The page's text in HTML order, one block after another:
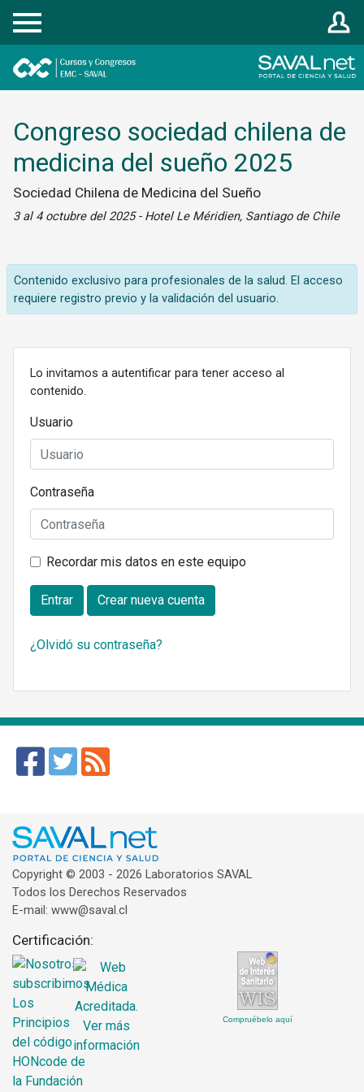
Registrarse
Congreso sociedad chilena de
medicina del sueño 2025
Sociedad Chilena de Medicina del Sueño
3 al 4 octubre del 2025 - Hotel Le Méridien, Santiago de Chile
Contenido exclusivo para profesionales de la salud. El acceso
requiere registro previo y la validación del usuario.
Lo invitamos a autentificar para tener acceso al
contenido.
Usuario
Contraseña
Recordar mis datos en este equipo
Entrar Crear nueva cuenta
¿Olvidó su contraseña?
Copyright © 2003 - 2026 Laboratorios SAVAL
Todos los Derechos Reservados
E-mail: www@saval.cl
Certificación:
Compruébelo aquí